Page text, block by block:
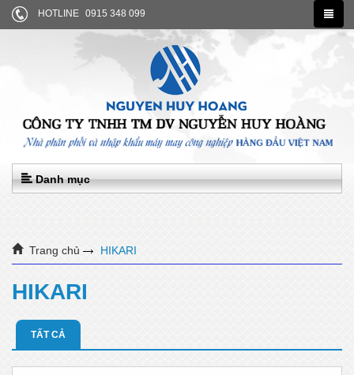
HOTLINE 0915 348 099
Danh mục
Trang chủ HIKARI
HIKARI
TẤT CẢ